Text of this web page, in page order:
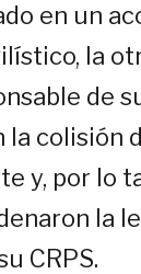
en un
la
de
la colisión
y, por lo
la
CRPS.